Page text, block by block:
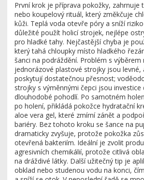
První krok je příprava pokožky, zahrnuje
nebo koupelový rituál, který změkčuje
kůži. Teplá voda otevře póry a sníží
důležité použít holicí strojek, nejlépe
pro hladké tahy. Nejčastější chyba je
který tahá chloupky místo hladkého
šanci na podráždění. Problém s výběrem
jednorázové plastové strojky jsou levné,
poskytují dostatečnou přesnost;
strojky s výměnnými čepci jsou investice
dlouhodobé pohodlí. Po samotném
po holení, přikládá pokožce hydratační
aloe vera gel, které zmírní zánět a
bariéry. Bez tohoto kroku se šance na
dramaticky zvyšuje, protože pokožka
otevřená bakteriím. Ideální je zvolit
agresivních chemikálií, protože citlivá
na dráždivé látky. Další užitečný tip je
obklad nebo studenou vodu na konci,